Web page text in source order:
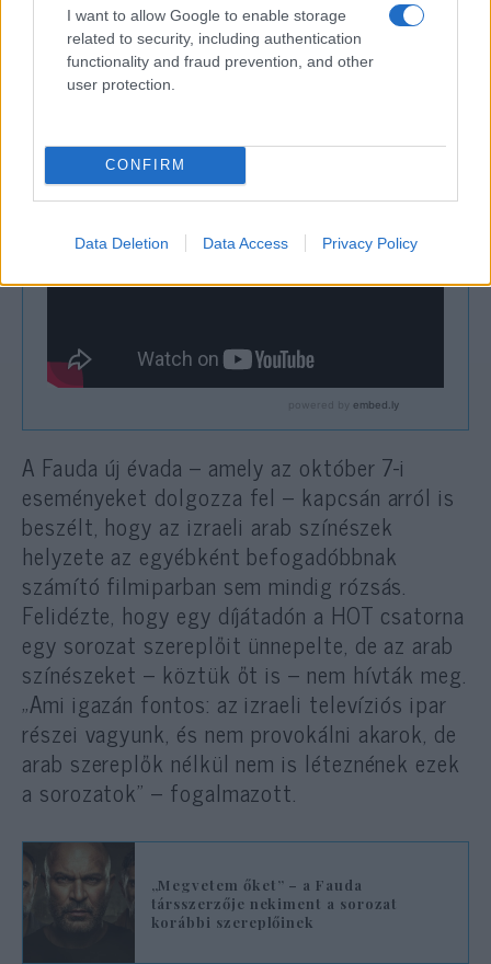
I want to allow Google to enable storage
related to security, including authentication
functionality and fraud prevention, and other
user protection.
CONFIRM
Data Deletion Data Access Privacy Policy
A Fauda új évadának előzetese itt tekinthető
A Fauda új évada – amely az október 7-i
eseményeket dolgozza fel – kapcsán arról is
beszélt, hogy az izraeli arab színészek
helyzete az egyébként befogadóbbnak
számító filmiparban sem mindig rózsás.
Felidézte, hogy egy díjátadón a HOT csatorna
egy sorozat szereplőit ünnepelte, de az arab
színészeket – köztük őt is – nem hívták meg.
„Ami igazán fontos: az izraeli televíziós ipar
részei vagyunk, és nem provokálni akarok, de
arab szereplők nélkül nem is léteznének ezek
a sorozatok” – fogalmazott.
„Megvetem őket” – a Fauda
társszerzője nekiment a sorozat
korábbi szereplőinek